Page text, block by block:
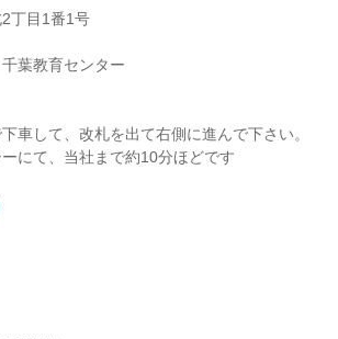
丁目1番1号
葉教育センター
車して、改札を出て右側に進んで下さい。
にて、当社まで約10分ほどです